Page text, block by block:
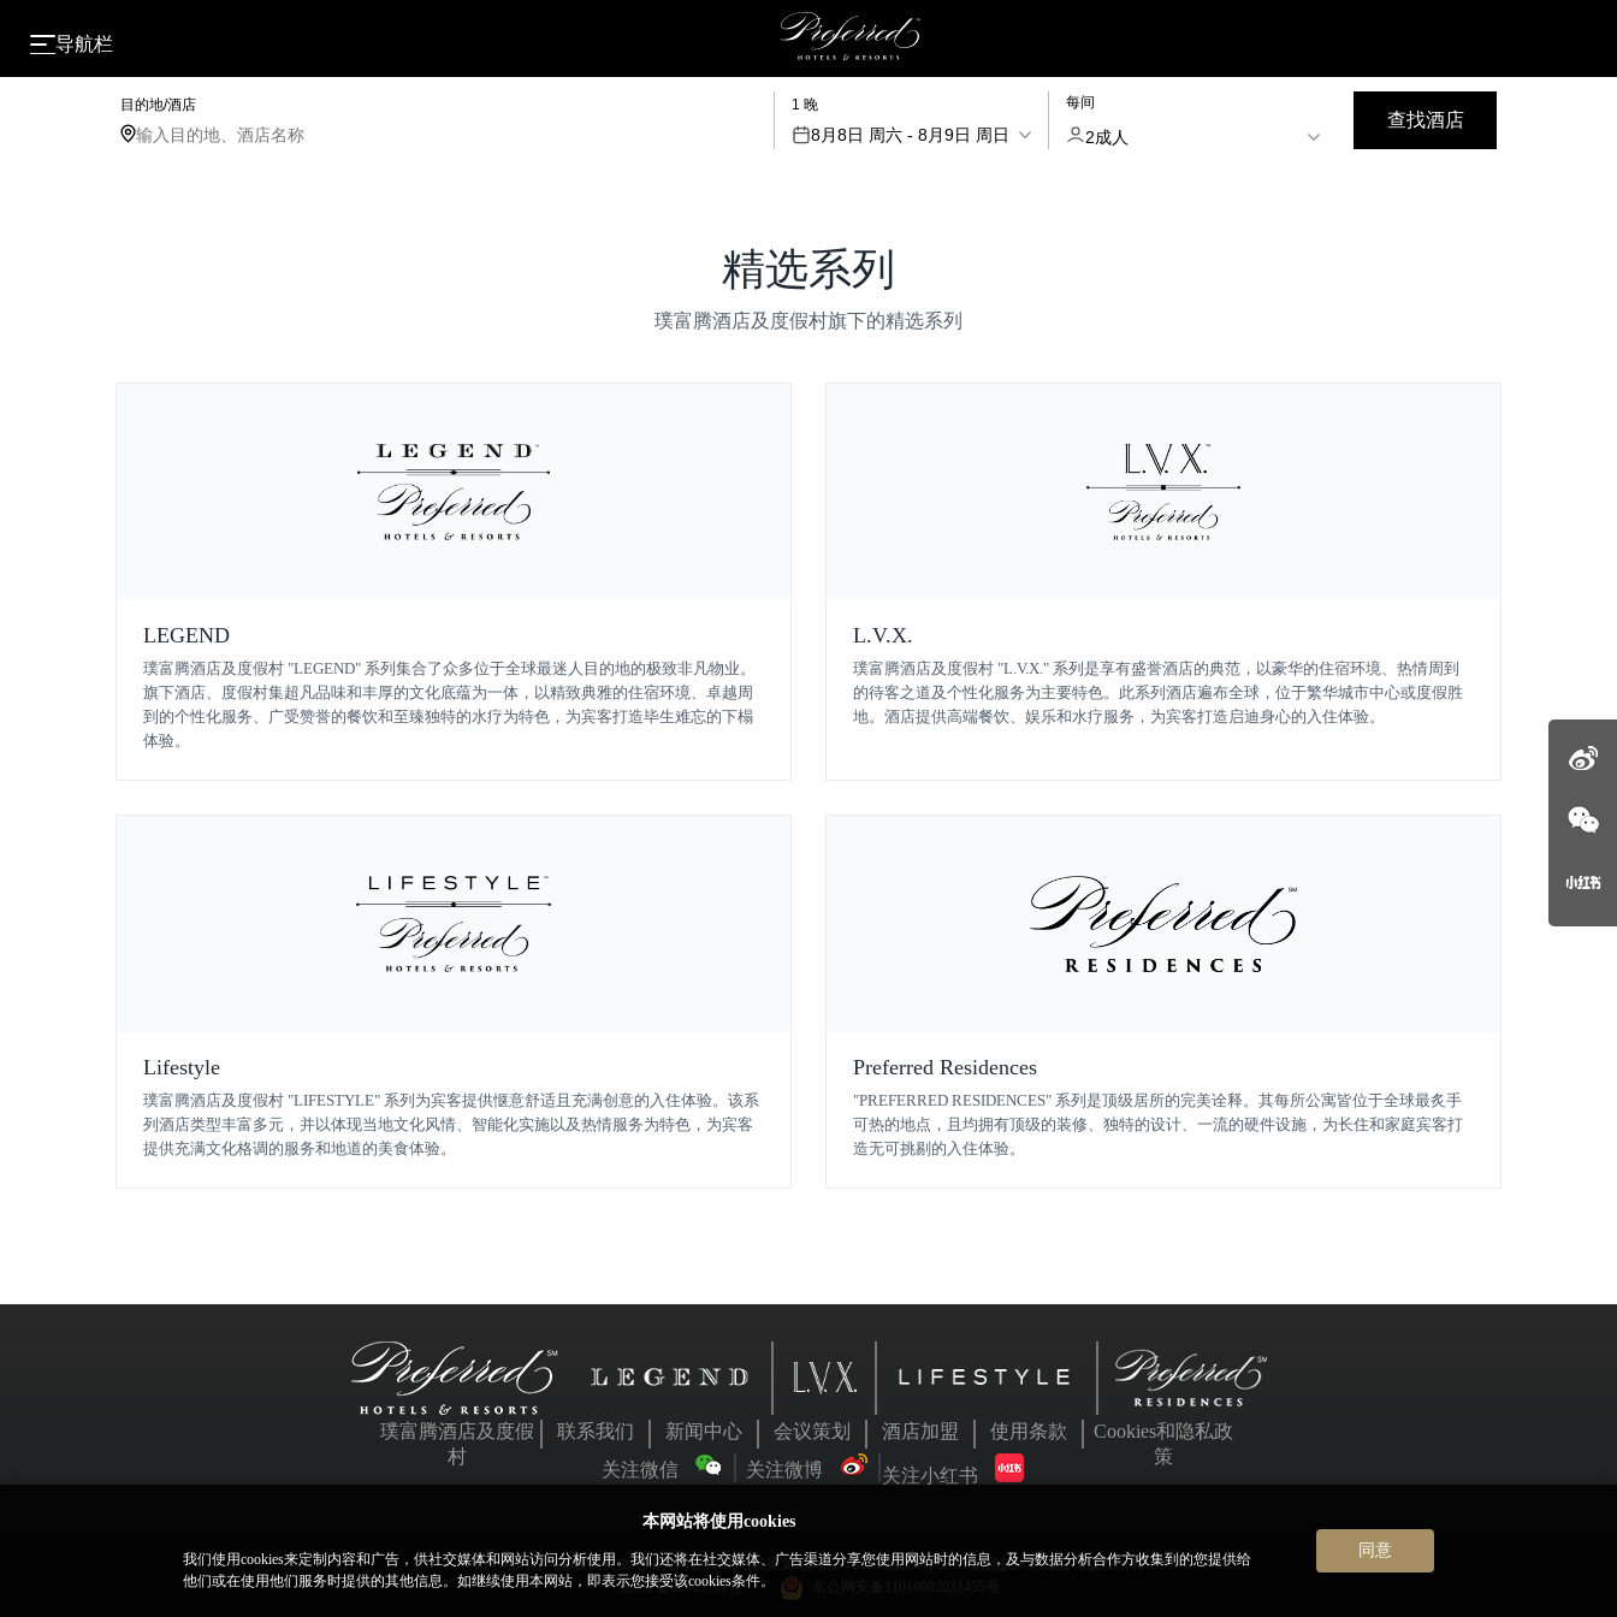
本网站将使用cookies
我们使用cookies来定制内容和广告，供社交媒体和网站访问分析使用。我们还将在社交媒体、广告渠道分享您使用网站时的信息，及与数据分析合作方收集到的您提供给
他们或在使用他们服务时提供的其他信息。如继续使用本网站，即表示您接受该cookies条件。
同意
导航栏
目的地/酒店 1 晚
8月8日 周六 - 8月9日 周日
每间
2成人
查找酒店
精选系列
璞富腾酒店及度假村旗下的精选系列
LEGEND
璞富腾酒店及度假村 "LEGEND" 系列集合了众多位于全球最迷人目的地的极致非凡物业。
旗下酒店、度假村集超凡品味和丰厚的文化底蕴为一体，以精致典雅的住宿环境、卓越周
到的个性化服务、广受赞誉的餐饮和至臻独特的水疗为特色，为宾客打造毕生难忘的下榻
体验。
L.V.X.
璞富腾酒店及度假村 "L.V.X." 系列是享有盛誉酒店的典范，以豪华的住宿环境、热情周到
的待客之道及个性化服务为主要特色。此系列酒店遍布全球，位于繁华城市中心或度假胜
地。酒店提供高端餐饮、娱乐和水疗服务，为宾客打造启迪身心的入住体验。
Lifestyle
璞富腾酒店及度假村 "LIFESTYLE" 系列为宾客提供惬意舒适且充满创意的入住体验。该系
列酒店类型丰富多元，并以体现当地文化风情、智能化实施以及热情服务为特色，为宾客
提供充满文化格调的服务和地道的美食体验。
Preferred Residences
"PREFERRED RESIDENCES" 系列是顶级居所的完美诠释。其每所公寓皆位于全球最炙手
可热的地点，且均拥有顶级的装修、独特的设计、一流的硬件设施，为长住和家庭宾客打
造无可挑剔的入住体验。
璞富腾酒店及度假
村
联系我们 新闻中心 会议策划 酒店加盟 使用条款
Cookies和隐私政
策
关注微信 关注微博 关注小红书
如本站内容与璞富腾英文站相关内容有出入,以英文站为准! | 2026 北京时代一峰信息技术有限公司版权所有
京ICP备05063701号